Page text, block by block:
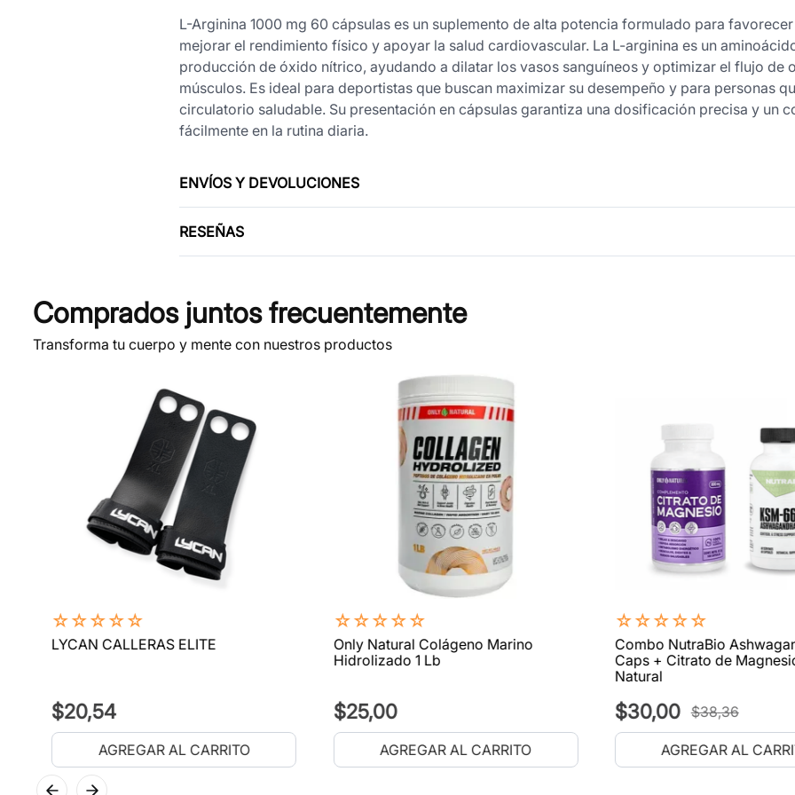
L-Arginina 1000 mg 60 cápsulas es un suplemento de alta potencia formulado para
mejorar el rendimiento físico y apoyar la salud cardiovascular. La L-arginina es un
producción de óxido nítrico, ayudando a dilatar los vasos sanguíneos y optimizar el flujo de
músculos. Es ideal para deportistas que buscan maximizar su desempeño y para personas
circulatorio saludable. Su presentación en cápsulas garantiza una dosificación precisa y un
fácilmente en la rutina diaria.
ENVÍOS Y DEVOLUCIONES
RESEÑAS
Comprados juntos frecuentemente
Transforma tu cuerpo y mente con nuestros productos
☆☆☆☆☆
LYCAN CALLERAS ELITE
$20,54
AGREGAR AL CARRITO
☆☆☆☆☆
Only Natural Colágeno Marino
Hidrolizado 1 Lb
$25,00
AGREGAR AL CARRITO
☆☆☆☆☆
Combo NutraBio
Caps + Citrato de
Natural
$30,00 $38,36
AGREGAR AL